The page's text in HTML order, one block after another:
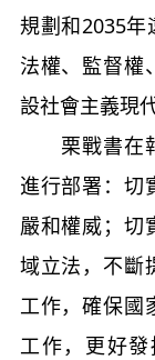
規劃和2035年
法權、監督權
設社會主義現
栗戰書在報
進行部署：切
嚴和權威；切
域立法，不斷
工作，確保國
工作，更好